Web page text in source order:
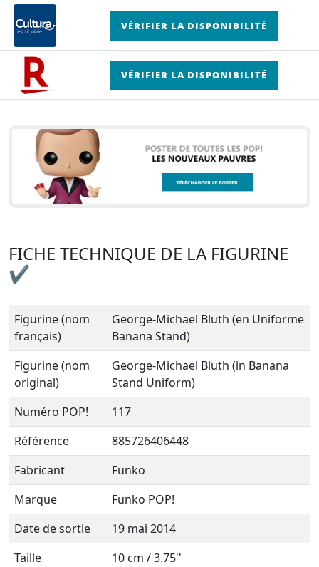
VÉRIFIER LA DISPONIBILITÉ
VÉRIFIER LA DISPONIBILITÉ
FICHE TECHNIQUE DE LA FIGURINE
✔
Figurine (nom
français)
George-Michael Bluth (en Uniforme
Banana Stand)
Figurine (nom
original)
George-Michael Bluth (in Banana
Stand Uniform)
Numéro POP!
117
Référence
885726406448
Fabricant
Funko
Marque
Funko POP!
Date de sortie
19 mai 2014
Taille
10 cm / 3.75''